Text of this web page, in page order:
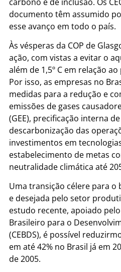
documento têm assumido
esse avanço em todo o país.
Às vésperas da COP de
ação, com vistas a evitar o
além de 1,5º C em relação
Por isso, as empresas no
medidas para a redução e
emissões de gases
(GEE), precificação interna
descarbonização das
investimentos em
estabelecimento de metas
neutralidade climática até
Uma transição célere para o
e desejada pelo setor
estudo recente, apoiado
Brasileiro para o
(CEBDS), é possível
em até 42% no Brasil já em
de 2005.